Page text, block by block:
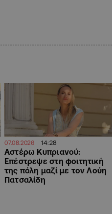
07.08.2026 14:28
Αστέρω Κυπριανού:
Επέστρεψε στη φοιτητική
της πόλη μαζί με τον Λούη
Πατσαλίδη